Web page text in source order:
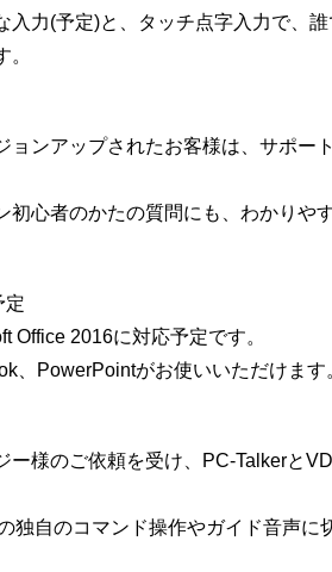
入力(予定)と、タッチ点字入力で、
ョンアップされたお客様は、サポー
初心者のかたの質問にも、わかりや
定
Office 2016に対応予定です。
、PowerPointがお使いいただけます
ー様のご依頼を受け、PC-Talkerと
独自のコマンド操作やガイド音声に